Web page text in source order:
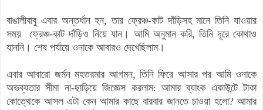
বাঙালীবাবু এবার অন্তর্ধান হন,তার ফ্রেঞ্চ-কাট দাঁড়িসহ মানে তিনি যাওয়ার
সময়
ফ্রেঞ্চ-কাটদাঁড়িও নিয়ে যান । আমি অনুমান করি, তিনি দূরে কোথাও
যাননি। শেষ পর্যায়ে ওনাকে আবারও দেখেছিলাম।
এবার আবারো জর্মন মহতরমার আগমন, তিনি ফিরে আসার পর আমি ওনাকে
অভব্যতার সীমা না-ছাড়িয়ে জিজ্ঞেস করলাম: আমার ব্যাংক একাউন্টে টাকা
কোত্থেকে আসল এটা কেন আমার কাছে বারবার জানতে চাওয়া হলো? আমার